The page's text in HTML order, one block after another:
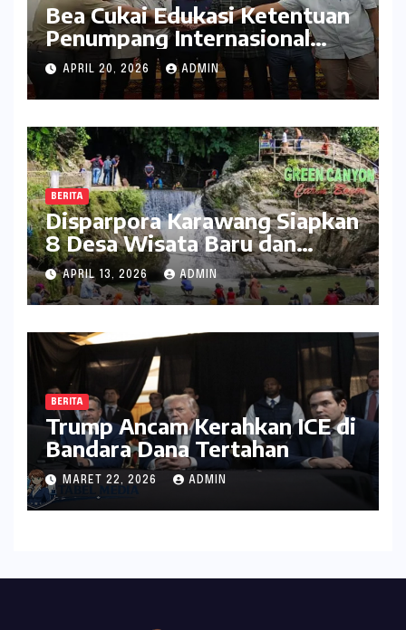
Bea Cukai Edukasi Ketentuan
Penumpang Internasional
kepada Pelaku Usaha Travel
APRIL 20, 2026 ADMIN
BERITA
Disparpora Karawang Siapkan
8 Desa Wisata Baru dan
Rintis Travel Pattern
Pariwisata
APRIL 13, 2026 ADMIN
BERITA
Trump Ancam Kerahkan ICE di
Bandara Dana Tertahan
MARET 22, 2026 ADMIN